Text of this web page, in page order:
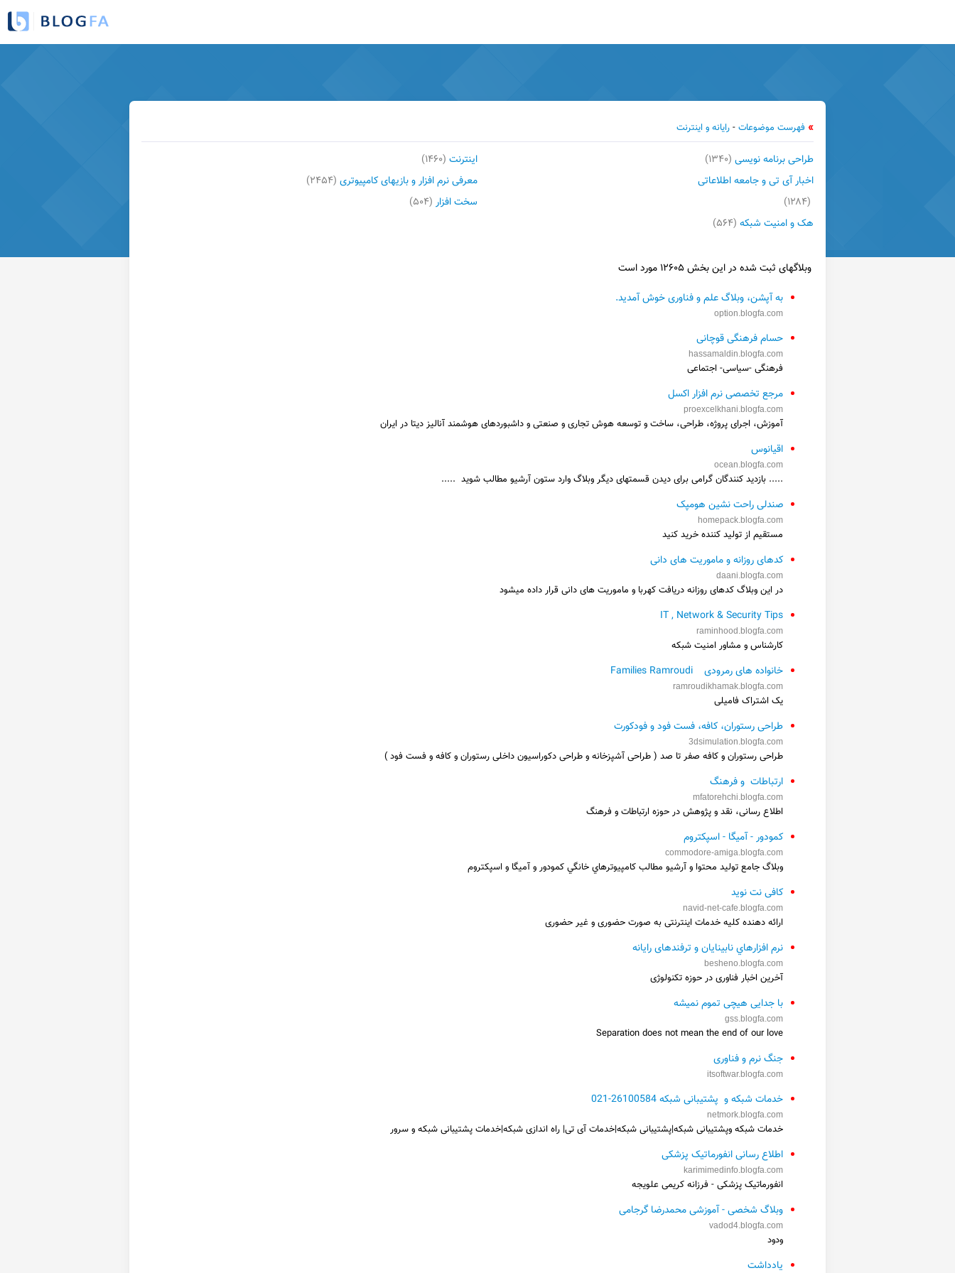
» فهرست موضوعات - رایانه و اینترنت
طراحی برنامه نویسی (۱۳۴۰) اینترنت (۱۴۶۰)
اخبار آی تی و جامعه اطلاعاتی
(۱۲۸۴)
معرفی نرم افزار و بازیهای کامپیوتری (۲۴۵۴)
سخت افزار (۵۰۴)
هک و امنیت شبکه (۵۶۴)
وبلاگهای ثبت شده در این بخش ۱۲۶۰۵ مورد است
به آپشن، وبلاگ علم و فناوری خوش آمدید.
option.blogfa.com
حسام فرهنگی قوچانی
hassamaldin.blogfa.com
فرهنگی -سیاسی- اجتماعی
مرجع تخصصی نرم افزار اکسل
proexcelkhani.blogfa.com
آموزش، اجرای پروژه، طراحی، ساخت و توسعه هوش تجاری و صنعتی و داشبوردهای هوشمند آنالیز دیتا در ایران
اقیانوس
ocean.blogfa.com
..... بازدید کنندگان گرامی برای دیدن قسمتهای دیگر وبلاگ وارد ستون آرشیو مطالب شوید .....
صندلی راحت نشین هومپک
homepack.blogfa.com
مستقیم از تولید کننده خرید کنید
کدهای روزانه و ماموریت های دانی
daani.blogfa.com
در این وبلاگ کدهای روزانه دریافت کهربا و ماموریت های دانی قرار داده میشود
IT , Network & Security Tips
raminhood.blogfa.com
کارشناس و مشاور امنیت شبکه
خانواده های رمرودی Families Ramroudi
ramroudikhamak.blogfa.com
یک اشتراک فامیلی
طراحی رستوران، کافه، فست فود و فودکورت
3dsimulation.blogfa.com
طراحی رستوران و کافه صفر تا صد ( طراحی آشپزخانه و طراحی دکوراسیون داخلی رستوران و کافه و فست فود )
ارتباطات و فرهنگ
mfatorehchi.blogfa.com
اطلاع رسانی، نقد و پژوهش در حوزه ارتباطات و فرهنگ
كمودور - آميگا - اسپكتروم
commodore-amiga.blogfa.com
وبلاگ جامع تولید محتوا و آرشيو مطالب كامپيوترهاي خانگي كمودور و آميگا و اسپکتروم
کافی نت نوید
navid-net-cafe.blogfa.com
ارائه دهنده کلیه خدمات اینترنتی به صورت حضوری و غیر حضوری
نرم افزارهاي نابینایان و ترفندهای رایانه
besheno.blogfa.com
آخرین اخبار فناوری در حوزه تکنولوژی
با جدایی هیچی تموم نمیشه
gss.blogfa.com
Separation does not mean the end of our love
جنگ نرم و فناوری
itsoftwar.blogfa.com
خدمات شبکه و پشتیبانی شبکه 26100584-021
netmork.blogfa.com
خدمات شبکه وپشتیبانی شبکه|پشتیبانی شبکه|خدمات آی تی| راه اندازی شبکه|خدمات پشتیبانی شبکه و سرور
اطلاع رسانی انفورماتیک پزشکی
karimimedinfo.blogfa.com
انفورماتیک پزشکی - فرزانه کریمی علویجه
وبلاگ شخصی - آموزشی محمدرضا گرجامی
vadod4.blogfa.com
ودود
یادداشت